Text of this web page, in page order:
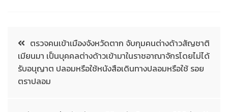
ตรวจคนเข้าเมืองจังหวัดตาก จับกุมคนต่างด้าวสัญชาติ
เมียนมา เป็นบุคคลต่างด้าวเข้ามาในราชอาณาจักรโดยไม่ได้
รับอนุญาต ปลอมหรือใช้หนังสือเดินทางปลอมหรือใช้ รอย
ตราปลอม